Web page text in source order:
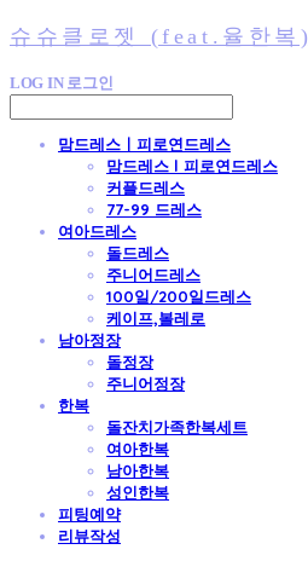
슈슈클로젯 (feat.율한복)
LOG IN 로그인
맘드레스ㅣ피로연드레스
맘드레스 l 피로연드레스
커플드레스
77-99 드레스
여아드레스
돌드레스
주니어드레스
100일/200일드레스
케이프,볼레로
남아정장
돌정장
주니어정장
한복
돌잔치가족한복세트
여아한복
남아한복
성인한복
피팅예약
리뷰작성